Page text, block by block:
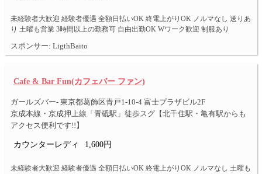
未経験者大歓迎 経験者優遇 全額日払いOK 終電上がりOK ノルマなし 送りあ
り 土曜も営業 3時間以上の勤務可 自由出勤OK Wワーク歓迎 制服あり
スポンサー: LigthBaito
Cafe & Bar Fun(カフェバー ファン)
ガールズバー- 東京都葛飾区青戸1-10-4 富士プラザビル2F
京成本線・京成押上線「青砥駅」徒歩スグ【北千住駅・亀有駅からも
アクセス便利です!!】
カウンターレディ 1,600円
未経験者大歓迎 経験者優遇 全額日払いOK 終電上がりOK ノルマなし 土曜も